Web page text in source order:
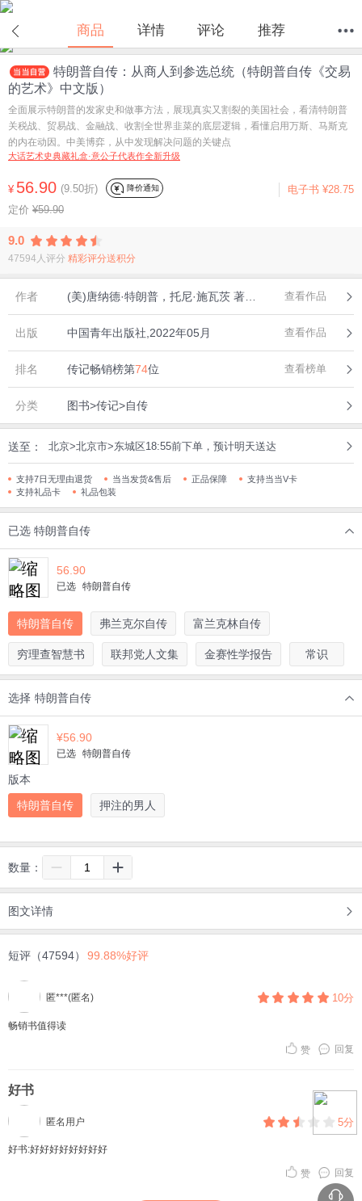
商品 详情 评论 推荐
首页 分类 值得买 购物车 我的当当
特朗普自传：从商人到参选总统（特朗普自传《交易
的艺术》中文版）
全面展示特朗普的发家史和做事方法，展现真实又割裂的美国社会，看清特朗普
关税战、贸易战、金融战、收割全世界韭菜的底层逻辑，看懂启用万斯、马斯克
的内在动因。中美博弈，从中发现解决问题的关键点
大话艺术史典藏礼盒·意公子代表作全新升级
¥ 56.90 (9.50折) 降价通知 电子书 ¥28.75
定价 ¥59.90
9.0
47594人评分 精彩评分送积分
作者 (美)唐纳德·特朗普，托尼·施瓦茨 著 尹瑞珉 译，中青文 出品 查看作品
出版 中国青年出版社,2022年05月 查看作品
排名 传记畅销榜第74位 查看榜单
分类 图书>传记>自传
送至： 北京>北京市>东城区18:55前下单，预计明天送达
支持7日无理由退货 当当发货&售后 正品保障
支持当当V卡
支持礼品卡
礼品包装
已选 特朗普自传
56.90
已选 特朗普自传
特朗普自传 弗兰克尔自传 富兰克林自传
穷理查智慧书 联邦党人文集 金赛性学报告 常识
选择 特朗普自传
¥56.90
已选 特朗普自传
版本
特朗普自传 押注的男人
数量：
图文详情
短评（47594） 99.88%好评
匿***(匿名) 10分
畅销书值得读
回复
赞
好书
匿名用户 5分
好书:好好好好好好好好
回复
赞